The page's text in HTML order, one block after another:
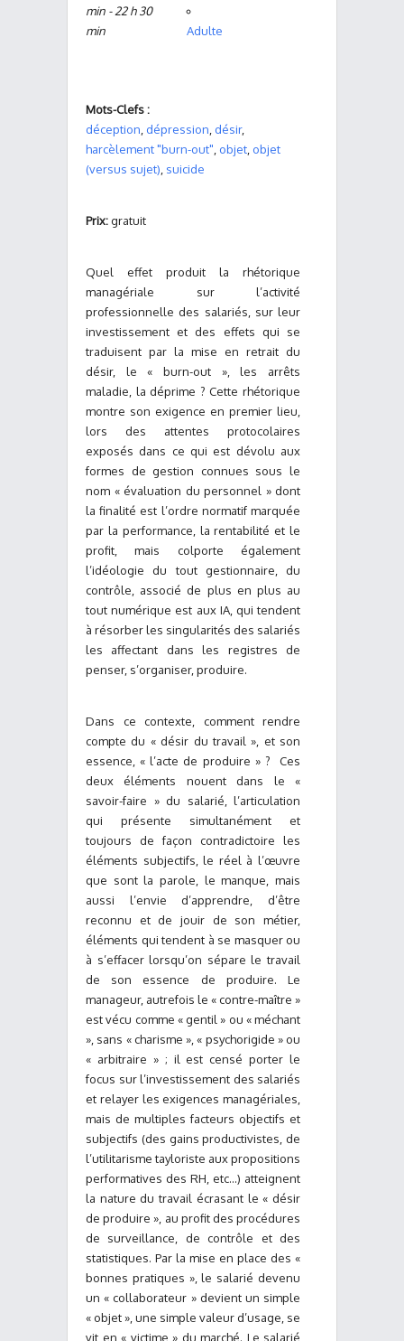
min - 22 h 30
min
Adulte
Mots-Clefs :
déception dépression désir,
harcèlement "burn-out" objet objet
(versus sujet) suicide
Prix:gratuit
Quel effet produit la rhétorique
managériale sur l’activité
professionnelle des salariés, sur leur
investissement et des effets qui se
traduisent par la mise en retrait du
désir, le « burn-out », les arrêts
maladie, la déprime ? Cette rhétorique
montre son exigence en premier lieu,
lors des attentes protocolaires
exposés dans ce qui est dévolu aux
formes de gestion connues sous le
nom « évaluation du personnel » dont
la finalité est l’ordre normatif marquée
par la performance, la rentabilité et le
profit, mais colporte également
l’idéologie du tout gestionnaire, du
contrôle, associé de plus en plus au
tout numérique est aux IA, qui tendent
à résorber les singularités des salariés
les affectant dans les registres de
penser, s’organiser, produire.
Dans ce contexte, comment rendre
compte du « désir du travail », et son
essence, « l’acte de produire » ? Ces
deux éléments nouent dans le «
savoir-faire » du salarié, l’articulation
qui présente simultanément et
toujours de façon contradictoire les
éléments subjectifs, le réel à l’œuvre
que sont la parole, le manque, mais
aussi l’envie d’apprendre, d’être
reconnu et de jouir de son métier,
éléments qui tendent à se masquer ou
à s’effacer lorsqu’on sépare le travail
de son essence de produire. Le
manageur, autrefois le « contre-maître »
est vécu comme « gentil » ou « méchant
», sans « charisme », « psychorigide » ou
« arbitraire » ; il est censé porter le
focus sur l’investissement des salariés
et relayer les exigences managériales,
mais de multiples facteurs objectifs et
subjectifs (des gains productivistes, de
l’utilitarisme tayloriste aux propositions
performatives des RH, etc…) atteignent
la nature du travail écrasant le « désir
de produire », au profit des procédures
de surveillance, de contrôle et des
statistiques. Par la mise en place des «
bonnes pratiques », le salarié devenu
un « collaborateur » devient un simple
« objet », une simple valeur d’usage, se
vit en « victime » du marché. Le salarié